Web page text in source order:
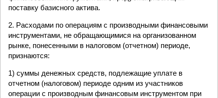
поставку базисного актива.
2. Расходами по операциям с производными финансовыми
инструментами, не обращающимися на организованном
рынке, понесенными в налоговом (отчетном) периоде,
признаются:
1) суммы денежных средств, подлежащие уплате в
отчетном (налоговом) периоде одним из участников
операции с производным финансовым инструментом при